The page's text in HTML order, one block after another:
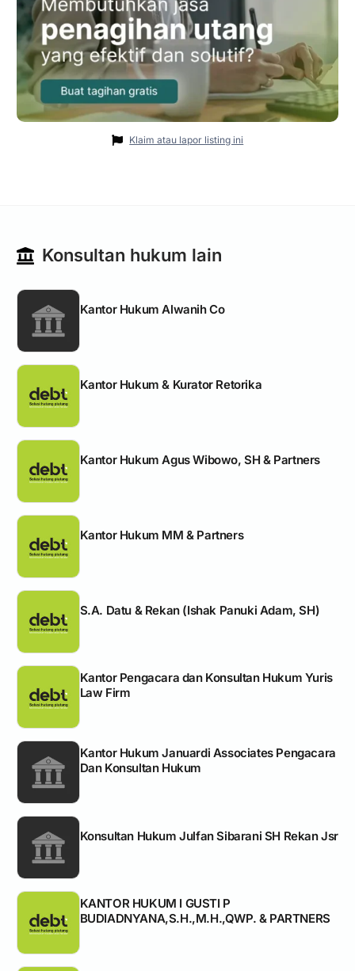
Klaim atau lapor listing ini
Konsultan hukum lain
Kantor Hukum Alwanih Co
Kantor Hukum & Kurator Retorika
Kantor Hukum Agus Wibowo, SH & Partners
Kantor Hukum MM & Partners
S.A. Datu & Rekan (Ishak Panuki Adam, SH)
Kantor Pengacara dan Konsultan Hukum Yuris
Law Firm
Kantor Hukum Januardi Associates Pengacara
Dan Konsultan Hukum
Konsultan Hukum Julfan Sibarani SH Rekan Jsr
KANTOR HUKUM I GUSTI P
BUDIADNYANA,S.H.,M.H.,QWP. & PARTNERS